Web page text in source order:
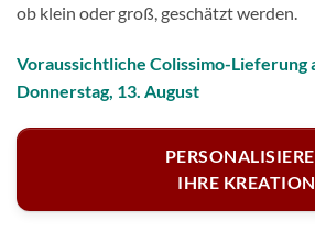
ob klein oder groß, geschätzt werden.
Voraussichtliche Colissimo-Lieferung
Donnerstag, 13. August
IHRE KREATION